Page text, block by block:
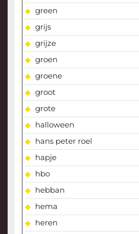
green
grijs
grijze
groen
groene
groot
grote
halloween
hans peter roel
hapje
hbo
hebban
hema
heren